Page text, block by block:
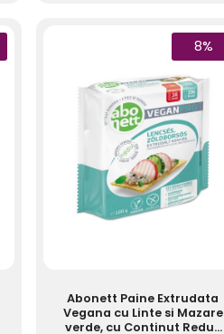
8%
Abonett Paine Extrudata
Vegana cu Linte si Mazare
verde, cu Continut Redus